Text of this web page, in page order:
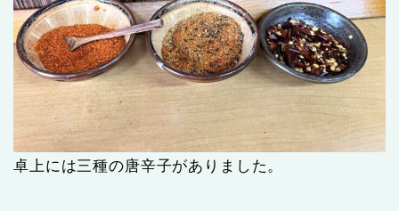
卓上には三種の唐辛子がありました。